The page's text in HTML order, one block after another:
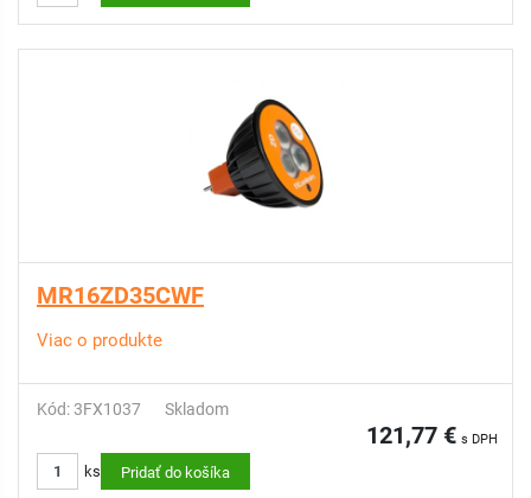
MR16ZD35CWF
Viac o produkte
Kód: 3FX1037 Skladom
121,77 € s DPH
ks Pridať do košíka